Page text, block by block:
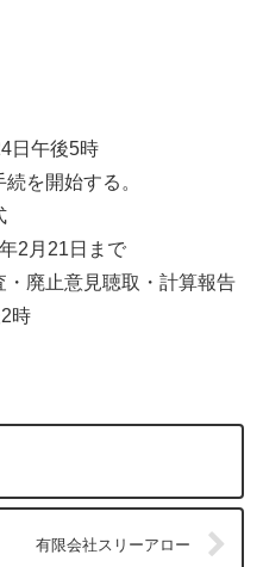
日午後5時
を開始する。
2月21日まで
廃止意見聴取・計算報告
時
有限会社スリーアロー